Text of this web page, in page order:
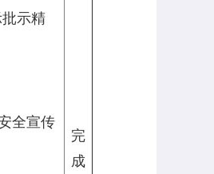
示精
全宣传
完
成